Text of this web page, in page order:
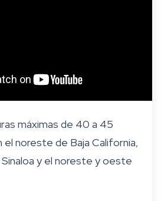
máximas de 40 a 45
el noreste de Baja California,
y el noreste y oeste